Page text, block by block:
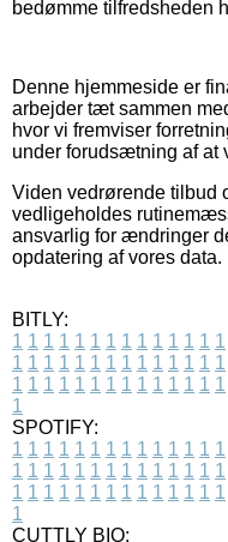
bedømme tilfredsheden
Denne hjemmeside er
arbejder tæt sammen
hvor vi fremviser
under forudsætning af at
Viden vedrørende tilbud
vedligeholdes
ansvarlig for ændringer
opdatering af vores data.
BITLY:
1 1 1 1 1 1 1 1 1 1 1 1 1 1
1 1 1 1 1 1 1 1 1 1 1 1 1 1
1 1 1 1 1 1 1 1 1 1 1 1 1 1
1
SPOTIFY:
1 1 1 1 1 1 1 1 1 1 1 1 1 1
1 1 1 1 1 1 1 1 1 1 1 1 1 1
1 1 1 1 1 1 1 1 1 1 1 1 1 1
1
CUTTLY BIO: